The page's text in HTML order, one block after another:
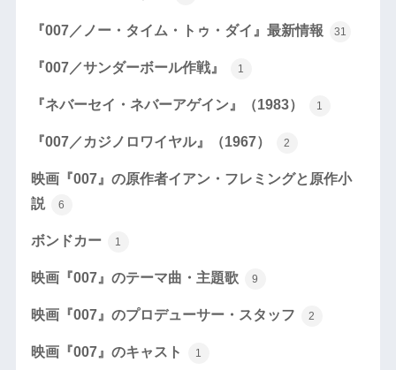
『007／ノー・タイム・トゥ・ダイ』最新情報 31
『007／サンダーボール作戦』 1
『ネバーセイ・ネバーアゲイン』（1983） 1
『007／カジノロワイヤル』（1967） 2
映画『007』の原作者イアン・フレミングと原作小
説
6
ボンドカー 1
映画『007』のテーマ曲・主題歌 9
映画『007』のプロデューサー・スタッフ 2
映画『007』のキャスト 1